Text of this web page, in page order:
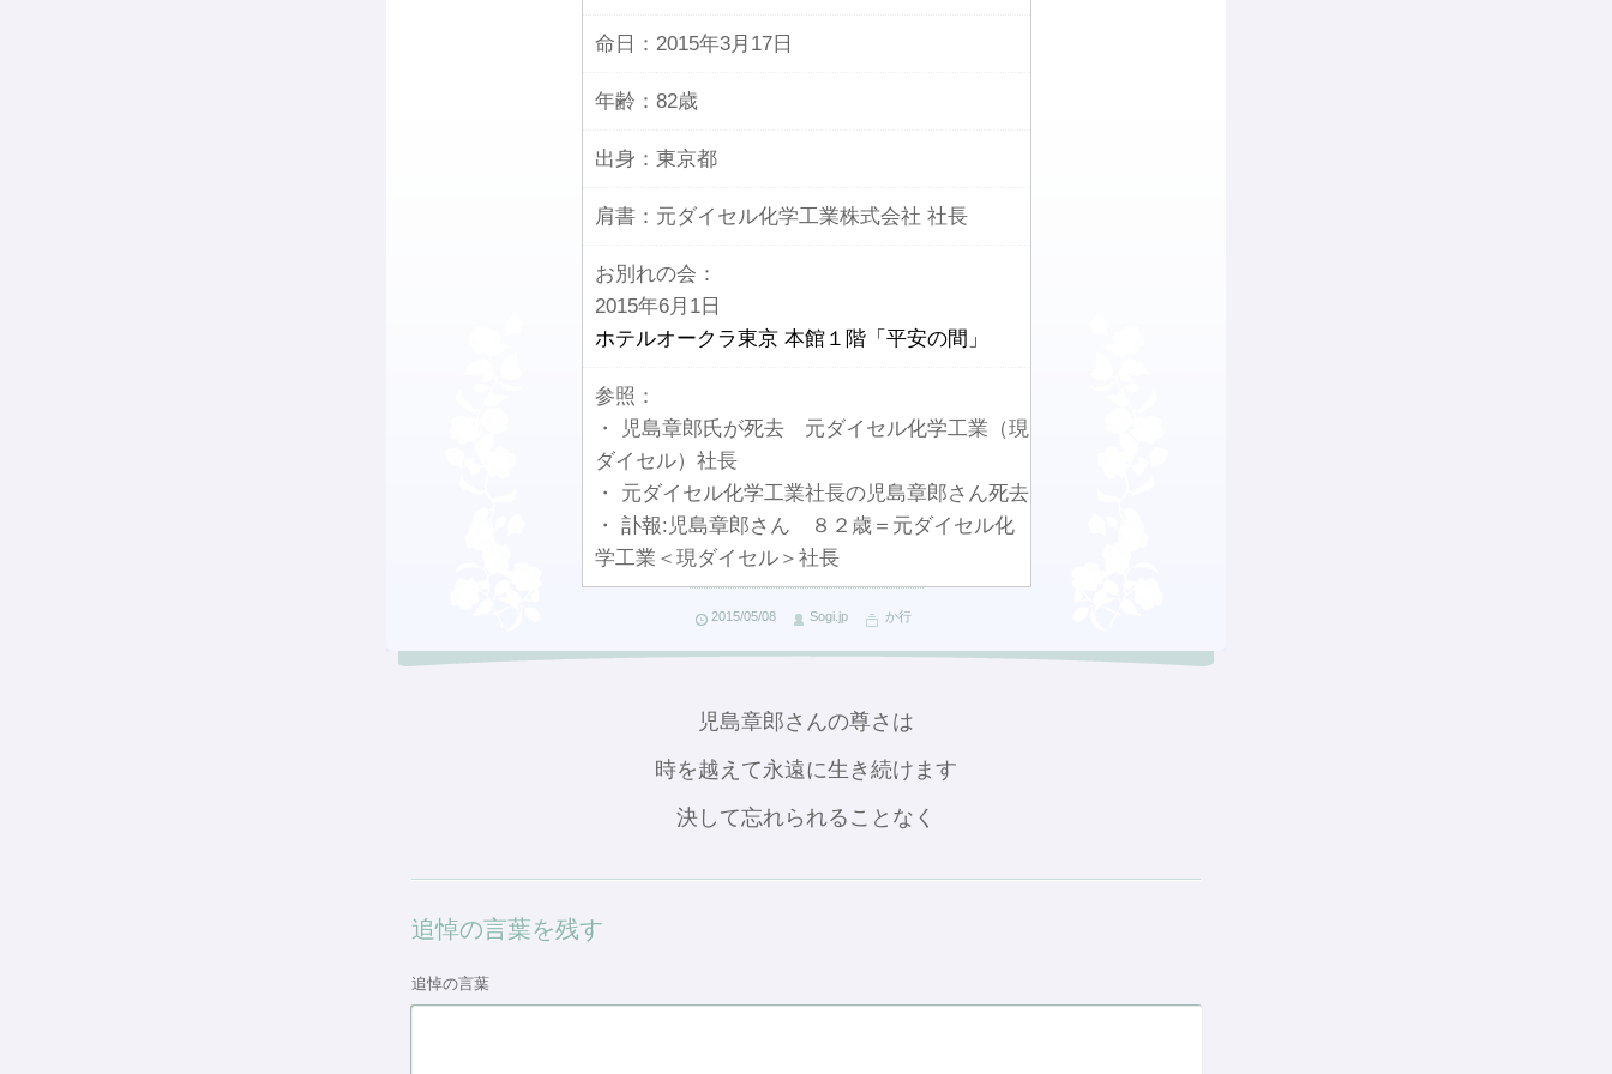
命日： 2015年3月17日
年齢： 82歳
出身： 東京都
肩書： 元ダイセル化学工業株式会社 社長
お別れの会：
2015年6月1日
ホテルオークラ東京 本館１階「平安の間」
参照：
・ 児島章郎氏が死去 元ダイセル化学工業（現
ダイセル）社長
・ 元ダイセル化学工業社長の児島章郎さん死去
・ 訃報:児島章郎さん ８２歳＝元ダイセル化
学工業＜現ダイセル＞社長
2015/05/08 Sogi.jp か行
児島章郎さんの尊さは
時を越えて永遠に生き続けます
決して忘れられることなく
追悼の言葉を残す
追悼の言葉